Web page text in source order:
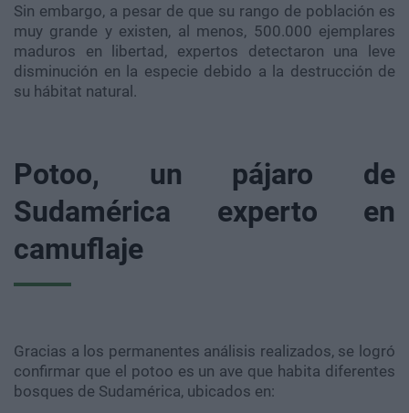
Sin embargo, a pesar de que su rango de población es
muy grande y existen, al menos, 500.000 ejemplares
maduros en libertad, expertos detectaron una leve
disminución en la especie debido a la destrucción de
su hábitat natural.
Potoo, un pájaro de
Sudamérica experto en
camuflaje
Gracias a los permanentes análisis realizados, se logró
confirmar que el potoo es un ave que habita diferentes
bosques de Sudamérica, ubicados en: